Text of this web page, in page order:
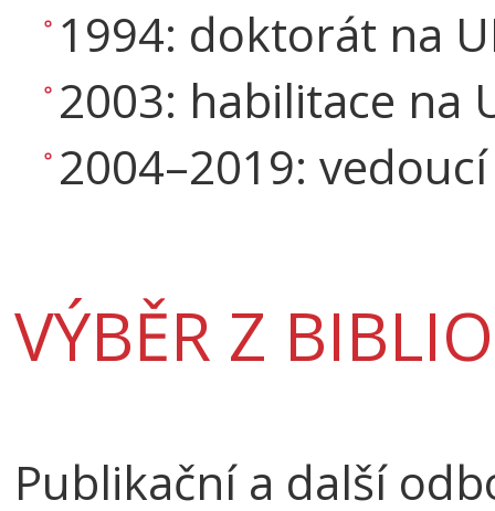
1994: doktorát na
2003: habilitace na
2004–2019:
VÝBĚR Z
Publikační a další